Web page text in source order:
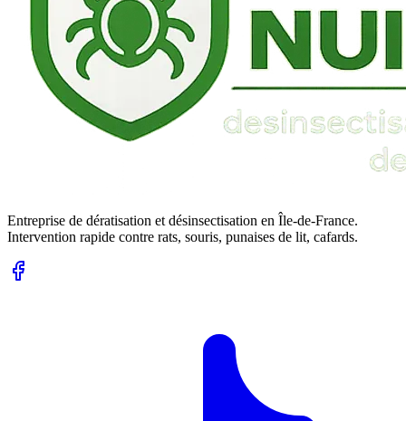
Entreprise de dératisation et désinsectisation en Île-de-France.
Intervention rapide contre rats, souris, punaises de lit, cafards.